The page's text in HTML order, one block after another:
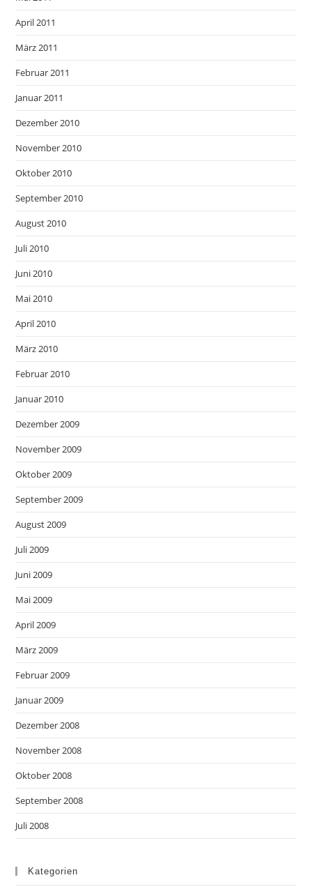
April 2011
März 2011
Februar 2011
Januar 2011
Dezember 2010
November 2010
Oktober 2010
September 2010
August 2010
Juli 2010
Juni 2010
Mai 2010
April 2010
März 2010
Februar 2010
Januar 2010
Dezember 2009
November 2009
Oktober 2009
September 2009
August 2009
Juli 2009
Juni 2009
Mai 2009
April 2009
März 2009
Februar 2009
Januar 2009
Dezember 2008
November 2008
Oktober 2008
September 2008
Juli 2008
Kategorien